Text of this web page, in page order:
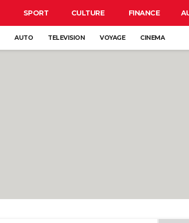
SPORT CULTURE FINANCE
AUTO TELEVISION VOYAGE CINEMA